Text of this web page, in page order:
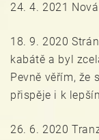
24. 4. 2021
18. 9. 2020
kabátě a byl
Pevně věřím, že
přispěje i k
26. 6. 2020